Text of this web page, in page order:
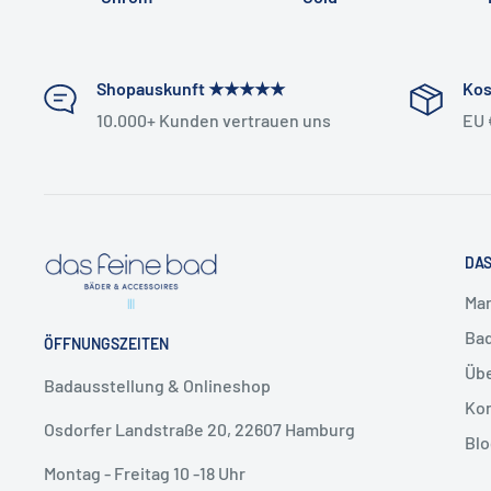
Schwarz gebürstetA85-61
Gold gebürstet A85-70
Sie suchen eine bestimmte Vola Farbe
Vola Armaturen & Badzubehör sind in einer Vielzahl
erhältlich. In unserem Shop finden Sie eine Auswahl
Selbstverständlich können wir aber alle verfügbaren
Shopauskunft ★★★★★
10.000+ Kunden vertrauen uns
EU
ÖFFNUNGSZEITEN
Badausstellung & Onlineshop
Osdorfer Landstraße 20, 22607 Hamburg
Montag - Freitag 10 -18 Uhr